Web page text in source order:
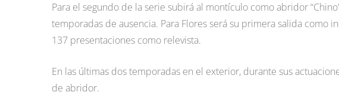
Para el segundo de la serie subirá al montículo como abridor
temporadas de ausencia. Para Flores será su primera salida
137 presentaciones como relevista.
En las últimas dos temporadas en el exterior, durante sus
de abridor.